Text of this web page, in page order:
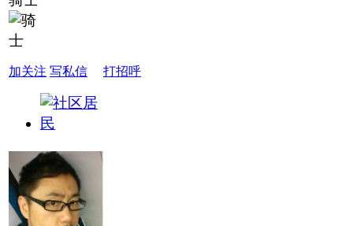
加关注 写私信 打招呼